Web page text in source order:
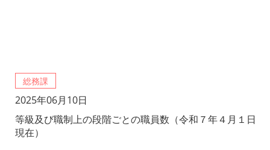
総務課
2025年06月10日
等級及び職制上の段階ごとの職員数（令和７年４月１日
現在）